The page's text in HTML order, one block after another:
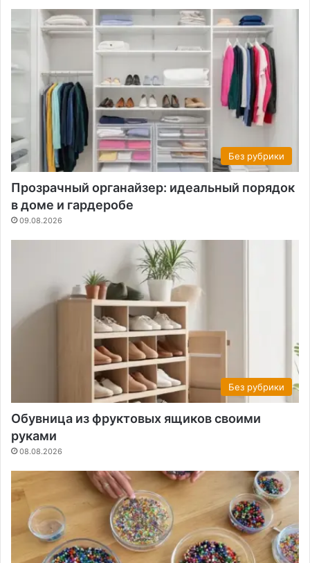
Без рубрики
Прозрачный органайзер: идеальный порядок
в доме и гардеробе
09.08.2026
Без рубрики
Обувница из фруктовых ящиков своими
руками
08.08.2026